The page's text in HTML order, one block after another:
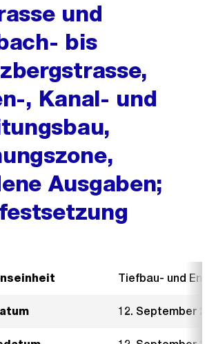
und
bis
, Kanal- und
Ausgaben;
Tiefbau- und
12. September